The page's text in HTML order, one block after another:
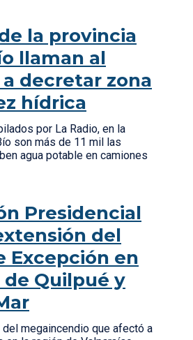
la provincia
llaman al
decretar zona
hídrica
por La Radio, en la
son más de 11 mil las
agua potable en camiones
Presidencial
del
Excepción en
Quilpué y
megaincendio que afectó a